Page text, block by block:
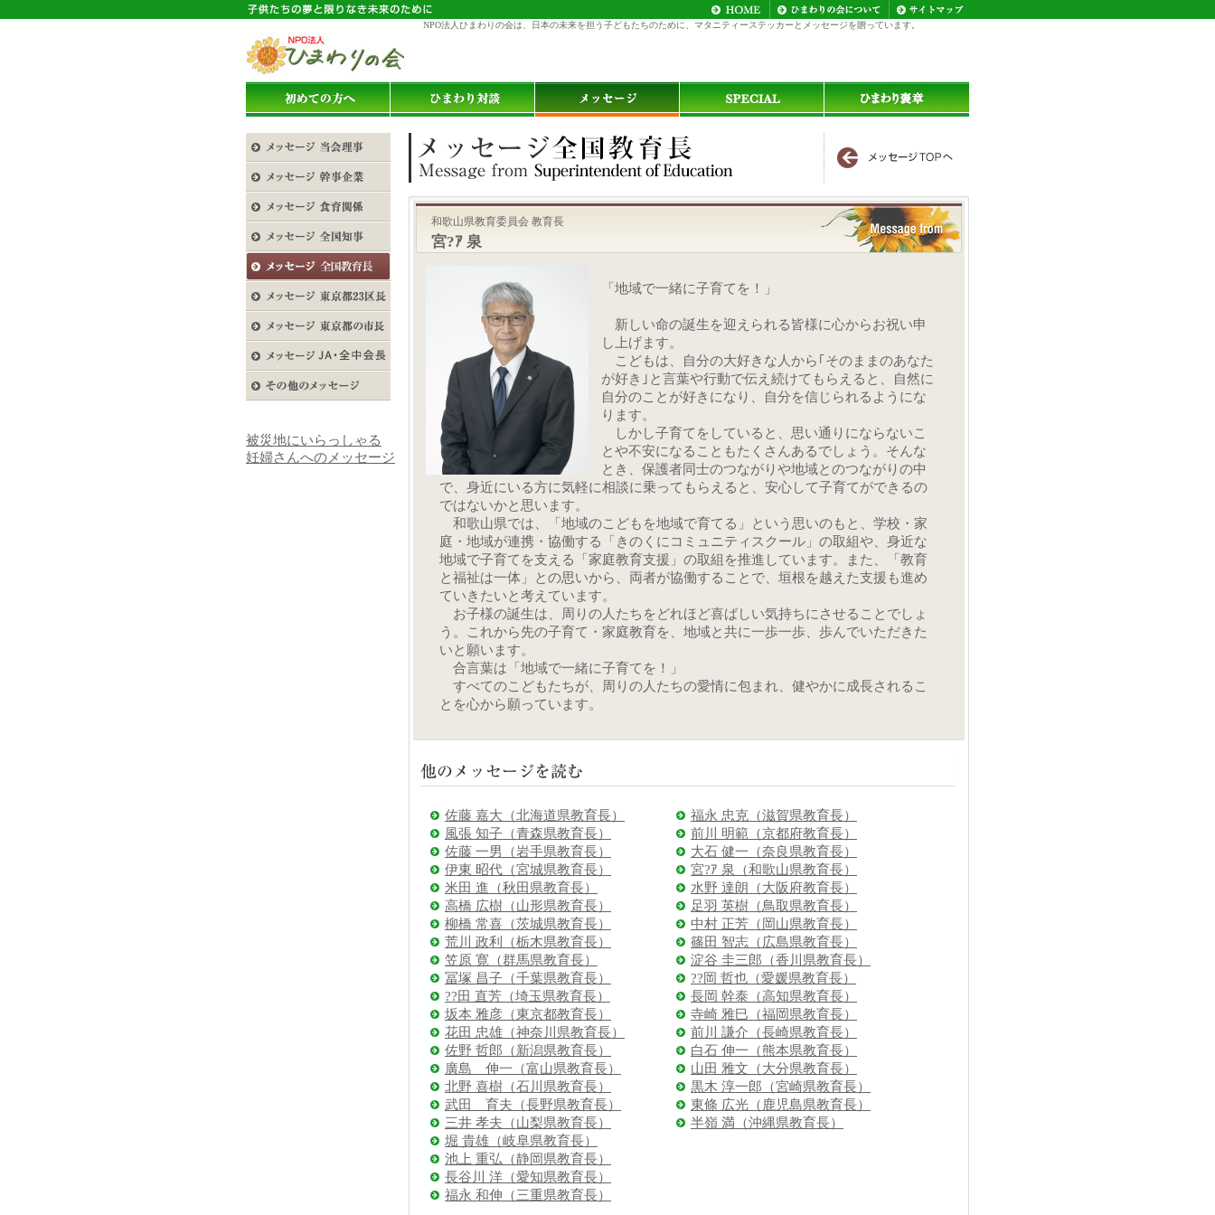
NPO法人ひまわりの会は、日本の未来を担う子どもたちのために、マタニティーステッカーとメッセージを贈っています。
和歌山県教育委員会 教育長
宮?ｱ 泉
「地域で一緒に子育てを！」
新しい命の誕生を迎えられる皆様に心からお祝い申
し上げます。
こどもは、自分の大好きな人から｢そのままのあなた
が好き｣と言葉や行動で伝え続けてもらえると、自然に
自分のことが好きになり、自分を信じられるようにな
ります。
しかし子育てをしていると、思い通りにならないこ
とや不安になることもたくさんあるでしょう。そんな
とき、保護者同士のつながりや地域とのつながりの中
で、身近にいる方に気軽に相談に乗ってもらえると、安心して子育てができるの
ではないかと思います。
和歌山県では、「地域のこどもを地域で育てる」という思いのもと、学校・家
庭・地域が連携・協働する「きのくにコミュニティスクール」の取組や、身近な
地域で子育てを支える「家庭教育支援」の取組を推進しています。また、「教育
と福祉は一体」との思いから、両者が協働することで、垣根を越えた支援も進め
ていきたいと考えています。
お子様の誕生は、周りの人たちをどれほど喜ばしい気持ちにさせることでしょ
う。これから先の子育て・家庭教育を、地域と共に一歩一歩、歩んでいただきた
いと願います。
合言葉は「地域で一緒に子育てを！」
すべてのこどもたちが、周りの人たちの愛情に包まれ、健やかに成長されるこ
とを心から願っています。
佐藤 嘉大（北海道県教育長）
風張 知子（青森県教育長）
佐藤 一男（岩手県教育長）
伊東 昭代（宮城県教育長）
米田 進（秋田県教育長）
高橋 広樹（山形県教育長）
柳橋 常喜（茨城県教育長）
荒川 政利（栃木県教育長）
笠原 寛（群馬県教育長）
冨塚 昌子（千葉県教育長）
??田 直芳（埼玉県教育長）
坂本 雅彦（東京都教育長）
花田 忠雄（神奈川県教育長）
佐野 哲郎（新潟県教育長）
廣島 伸一（富山県教育長）
北野 喜樹（石川県教育長）
武田 育夫（長野県教育長）
三井 孝夫（山梨県教育長）
堀 貴雄（岐阜県教育長）
池上 重弘（静岡県教育長）
長谷川 洋（愛知県教育長）
福永 和伸（三重県教育長）
福永 忠克（滋賀県教育長）
前川 明範（京都府教育長）
大石 健一（奈良県教育長）
宮?ｱ 泉（和歌山県教育長）
水野 達朗（大阪府教育長）
足羽 英樹（鳥取県教育長）
中村 正芳（岡山県教育長）
篠田 智志（広島県教育長）
淀谷 圭三郎（香川県教育長）
??岡 哲也（愛媛県教育長）
長岡 幹泰（高知県教育長）
寺崎 雅巳（福岡県教育長）
前川 謙介（長崎県教育長）
白石 伸一（熊本県教育長）
山田 雅文（大分県教育長）
黒木 淳一郎（宮崎県教育長）
東條 広光（鹿児島県教育長）
半嶺 満（沖縄県教育長）
被災地にいらっしゃる
妊婦さんへのメッセージ